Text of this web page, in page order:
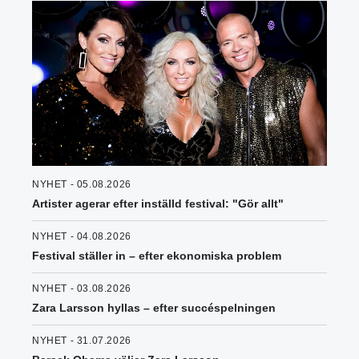
NYHET - 05.08.2026
Artister agerar efter inställd festival: "Gör allt"
NYHET - 04.08.2026
Festival ställer in – efter ekonomiska problem
NYHET - 03.08.2026
Zara Larsson hyllas – efter succéspelningen
NYHET - 31.07.2026